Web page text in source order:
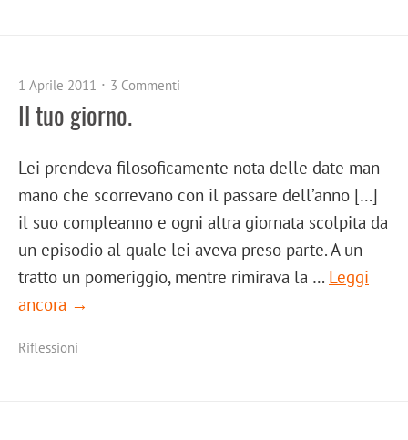
1 Aprile 2011 3 Commenti
Il tuo giorno.
Lei prendeva filosoficamente nota delle date man
mano che scorrevano con il passare dell’anno […]
il suo compleanno e ogni altra giornata scolpita da
un episodio al quale lei aveva preso parte. A un
tratto un pomeriggio, mentre rimirava la … Leggi
ancora →
Riflessioni